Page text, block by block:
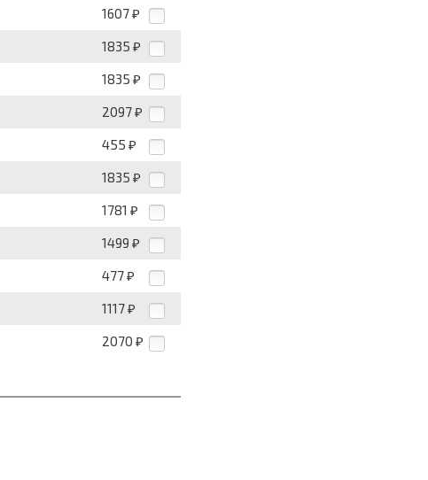
1607 ₽
1835 ₽
1835 ₽
2097 ₽
455 ₽
1835 ₽
1781 ₽
1499 ₽
477 ₽
1117 ₽
2070 ₽